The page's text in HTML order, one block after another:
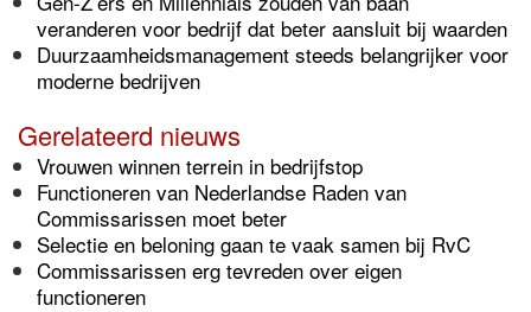
veranderen voor bedrijf dat beter aansluit bij waarden
Duurzaamheidsmanagement steeds belangrijker voor
moderne bedrijven
Gerelateerd nieuws
Vrouwen winnen terrein in bedrijfstop
Functioneren van Nederlandse Raden van
Commissarissen moet beter
Selectie en beloning gaan te vaak samen bij RvC
Commissarissen erg tevreden over eigen
functioneren